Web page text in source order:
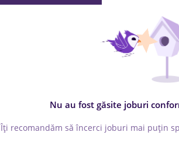
Nu au fost găsite joburi
Îți recomandăm să încerci joburi mai puțin